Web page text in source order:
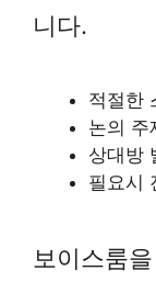
니다.
적절한
논의 주
상대방
필요시
보이스룸